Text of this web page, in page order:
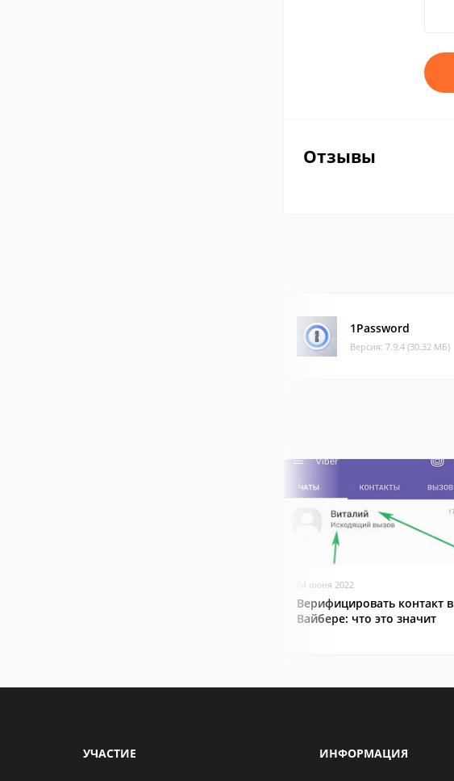
Отзывы
1Password
Версия: 7.9.4 (30.32 МБ)
04 июня 2022
Верифицировать контакт в
Вайбере: что это значит
УЧАСТИЕ ИНФОРМАЦИЯ